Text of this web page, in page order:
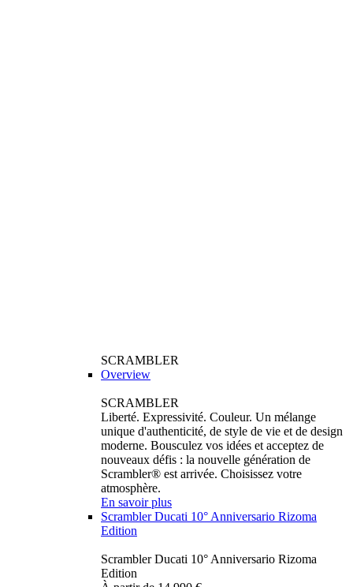
SCRAMBLER
Overview
SCRAMBLER
Liberté. Expressivité. Couleur. Un mélange
unique d'authenticité, de style de vie et de design
moderne. Bousculez vos idées et acceptez de
nouveaux défis : la nouvelle génération de
Scrambler® est arrivée. Choisissez votre
atmosphère.
En savoir plus
Scrambler Ducati 10° Anniversario Rizoma
Edition
Scrambler Ducati 10° Anniversario Rizoma
Edition